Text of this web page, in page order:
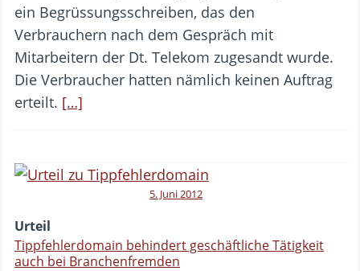
ein Begrüssungsschreiben, das den
Verbrauchern nach dem Gespräch mit
Mitarbeitern der Dt. Telekom zugesandt wurde.
Die Verbraucher hatten nämlich keinen Auftrag
erteilt. […]
5. Juni 2012
Urteil
Tippfehlerdomain behindert geschäftliche Tätigkeit
auch bei Branchenfremden